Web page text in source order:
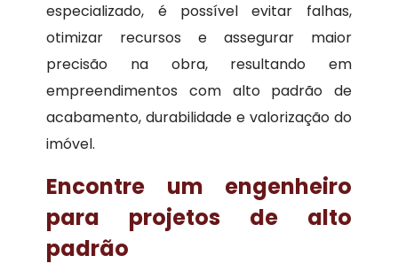
especializado, é possível evitar falhas,
otimizar recursos e assegurar maior
precisão na obra, resultando em
empreendimentos com alto padrão de
acabamento, durabilidade e valorização do
imóvel.
Encontre um engenheiro
para projetos de alto
padrão